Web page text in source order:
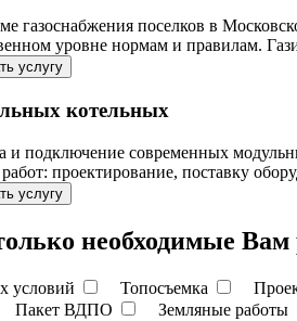
газоснабжения поселков в
уровне нормам и правилам.
услугу
котельных
и подключение современных
проектирование, поставку
услугу
необходимые
условий Топосъемка
Пакет ВДПО Земляные работы